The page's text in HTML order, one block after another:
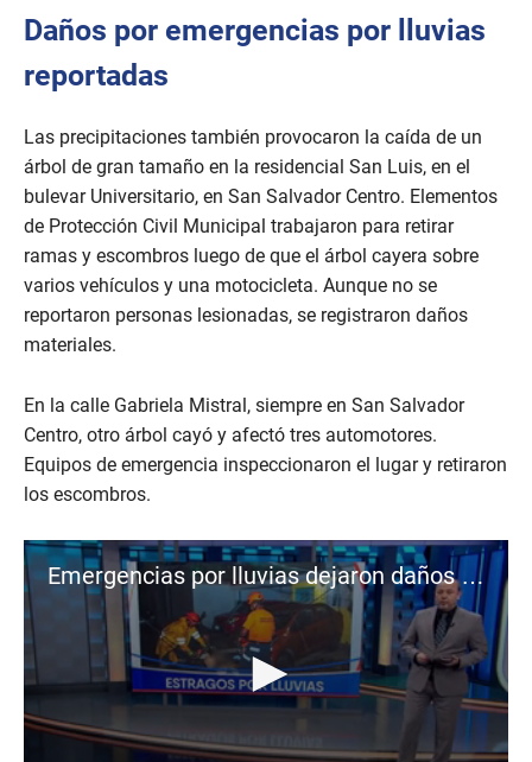
Daños por emergencias por lluvias
reportadas
Las precipitaciones también provocaron la caída de un
árbol de gran tamaño en la residencial San Luis, en el
bulevar Universitario, en San Salvador Centro. Elementos
de Protección Civil Municipal trabajaron para retirar
ramas y escombros luego de que el árbol cayera sobre
varios vehículos y una motocicleta. Aunque no se
reportaron personas lesionadas, se registraron daños
materiales.
En la calle Gabriela Mistral, siempre en San Salvador
Centro, otro árbol cayó y afectó tres automotores.
Equipos de emergencia inspeccionaron el lugar y retiraron
los escombros.
Emergencias por lluvias dejaron daños y una persona herida